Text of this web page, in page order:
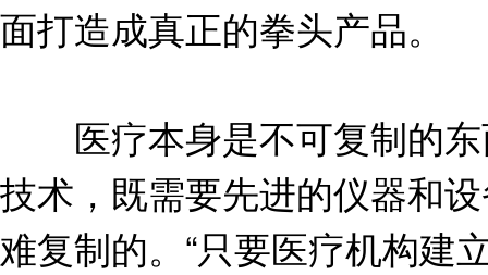
面打造成真正的拳头产品。
医疗本身是不可复制的东
技术，既需要先进的仪器和
难复制的。“只要医疗机构建